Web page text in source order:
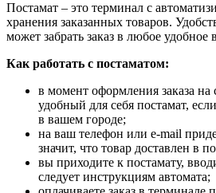
Постамат – это терминал с
хранения заказанных товаров.
может забрать заказ в любое удобное
Как работать с постаматом:
в момент оформления заказа на
удобный для себя постамат,
в вашем городе;
на ваш телефон или e-mail
значит, что товар доставлен в
вы приходите к постамату,
следует инструкциям автомата;